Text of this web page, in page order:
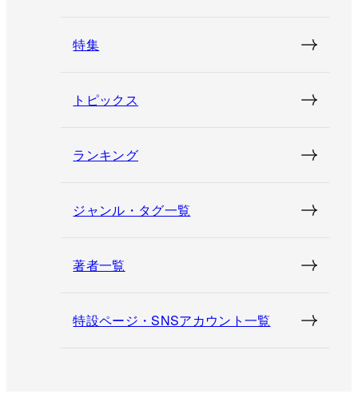
特集
トピックス
ランキング
ジャンル・タグ一覧
著者一覧
特設ページ・SNSアカウント一覧